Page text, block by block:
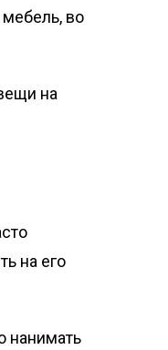
во
на
на его
нанимать